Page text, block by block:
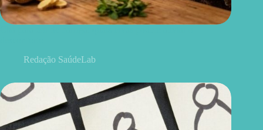
Redação SaúdeLab